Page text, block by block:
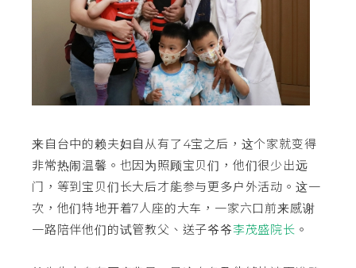
来自台中的赖夫妇自从有了4宝之后，这个家就变得
非常热闹温馨。也因为照顾宝贝们，他们很少出远
门，等到宝贝们长大后才能参与更多户外活动。这一
次，他们特地开着7人座的大车，一家六口前来感谢
一路陪伴他们的试管教父、送子爷爷李茂盛院长 。